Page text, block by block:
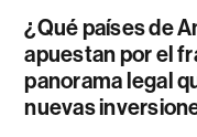
¿Qué países de
apuestan por el
panorama legal
nuevas